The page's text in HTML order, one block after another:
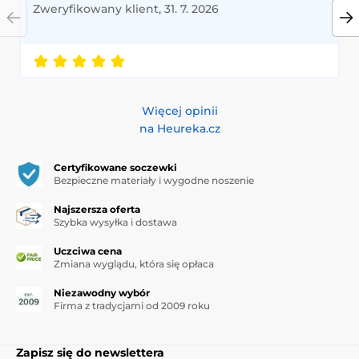
Zweryfikowany klient, 31. 7. 2026
Więcej opinii
na Heureka.cz
Certyfikowane soczewki
Bezpieczne materiały i wygodne noszenie
Najszersza oferta
Szybka wysyłka i dostawa
Uczciwa cena
Zmiana wyglądu, która się opłaca
Niezawodny wybór
Firma z tradycjami od 2009 roku
Zapisz się do newslettera